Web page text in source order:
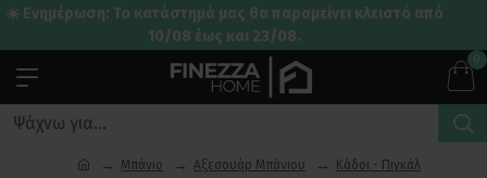
☀️ Ενημέρωση: Το κατάστημά μας θα παραμείνει κλειστό από
10/08 έως και 23/08.
0
Μπάνιο Αξεσουάρ Μπάνιου
Κάδοι - Πιγκάλ